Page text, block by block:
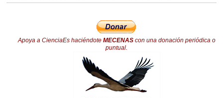
Apoya a CienciaEs haciéndote MECENAScon una donación periódica o
puntual.